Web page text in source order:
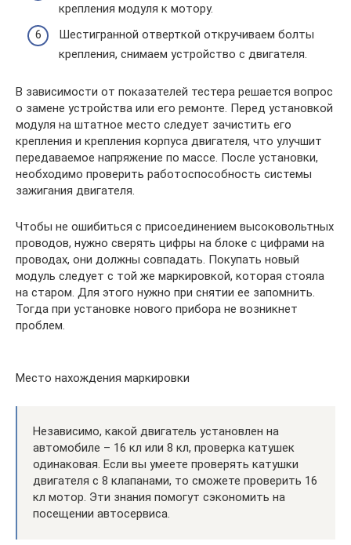
крепления модуля к мотору.
Шестигранной отверткой откручиваем болты
крепления, снимаем устройство с двигателя.
В зависимости от показателей тестера решается вопрос
о замене устройства или его ремонте. Перед установкой
модуля на штатное место следует зачистить его
крепления и крепления корпуса двигателя, что улучшит
передаваемое напряжение по массе. После установки,
необходимо проверить работоспособность системы
зажигания двигателя.
Чтобы не ошибиться с присоединением высоковольтных
проводов, нужно сверять цифры на блоке с цифрами на
проводах, они должны совпадать. Покупать новый
модуль следует с той же маркировкой, которая стояла
на старом. Для этого нужно при снятии ее запомнить.
Тогда при установке нового прибора не возникнет
проблем.
Место нахождения маркировки
Независимо, какой двигатель установлен на
автомобиле – 16 кл или 8 кл, проверка катушек
одинаковая. Если вы умеете проверять катушки
двигателя с 8 клапанами, то сможете проверить 16
кл мотор. Эти знания помогут сэкономить на
посещении автосервиса.